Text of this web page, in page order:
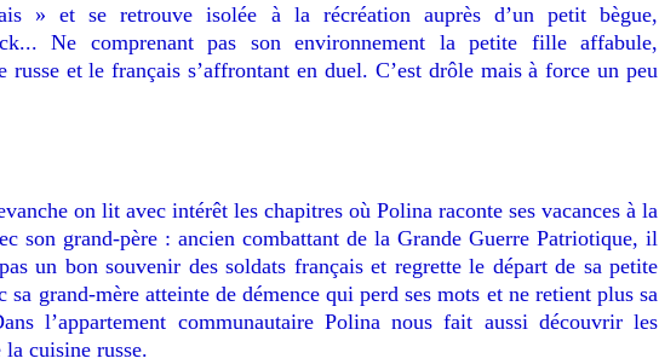
» et se retrouve isolée à la récréation auprès d’un petit bègue,
Ne comprenant pas son environnement la petite fille affabule,
russe et le français s’affrontant en duel. C’est drôle mais à force un peu
on lit avec intérêt les chapitres où Polina raconte ses vacances à la
son grand-père : ancien combattant de la Grande Guerre Patriotique, il
un bon souvenir des soldats français et regrette le départ de sa petite
sa grand-mère atteinte de démence qui perd ses mots et ne retient plus sa
l’appartement communautaire Polina nous fait aussi découvrir les
la cuisine russe.